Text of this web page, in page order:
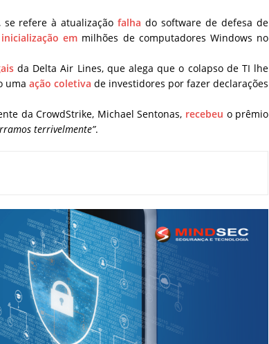
se refere à atualizaçãofalha do software de defesa de
em milhões de computadores Windows no
da Delta Air Lines, que alega que o colapso de TI lhe
umaação coletiva de investidores por fazer declarações
da CrowdStrike, Michael Sentonas, recebeu o prêmio
terrivelmente”.